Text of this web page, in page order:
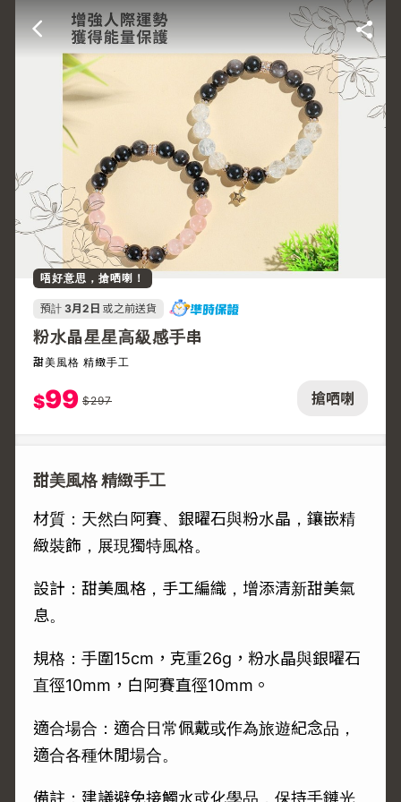
搶哂喇
唔好意思，搶哂喇！
預計 3月2日 或之前送貨
粉水晶星星高級感手串
甜美風格 精緻手工
$99 $297
甜美風格 精緻手工
材質：天然白阿賽、銀曜石與粉水晶，鑲嵌精
緻裝飾，展現獨特風格。
設計：甜美風格，手工編織，增添清新甜美氣
息。
規格：手圍15cm，克重26g，粉水晶與銀曜石
直徑10mm，白阿賽直徑10mm。
適合場合：適合日常佩戴或作為旅遊紀念品，
適合各種休閒場合。